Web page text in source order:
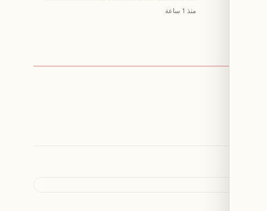
منذ 1 ساعة